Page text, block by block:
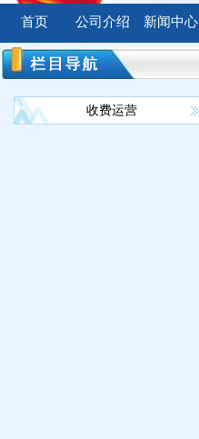
首页 公司介绍 新闻中心
收费运营